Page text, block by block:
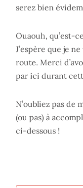
serez bien
Ouaouh, qu’est-
J’espère que je
route. Merci
par ici durant
N’oubliez pas de
(ou pas) à
ci-dessous !